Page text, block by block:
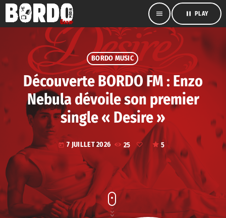
menu pause PLAY
BORDO MUSIC
Découverte BORDO FM : Enzo
Nebula dévoile son premier
single « Desire »
today 7 JUILLET 2026 25 5